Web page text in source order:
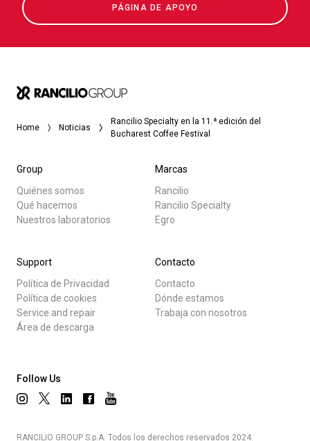
PÁGINA DE APOYO
Home Noticias
Rancilio Specialty en la 11.ª edición del
Bucharest Coffee Festival
Group
Quiénes somos
Qué hacemos
Nuestros laboratorios
Marcas
Rancilio
Rancilio Specialty
Egro
Support
Política de Privacidad
Política de cookies
Service and repair
Área de descarga
Contacto
Contacto
Dónde estamos
Trabaja con nosotros
Follow Us
RANCILIO GROUP S.p.A. Todos los derechos reservados 2024.